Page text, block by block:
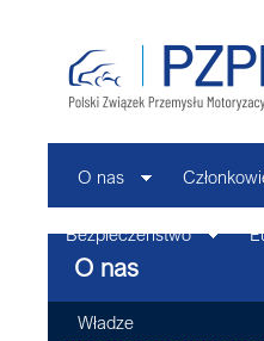
O nas
Bezpieczeństwo
O nas
Władze